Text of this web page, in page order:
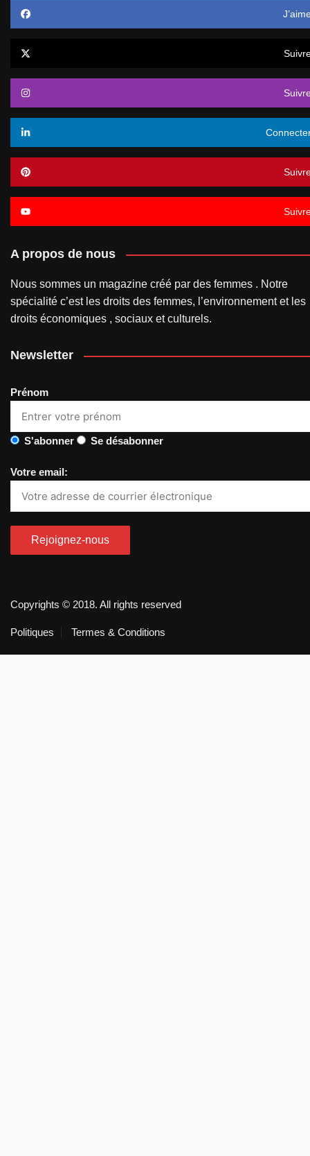
A propos de nous
Nous sommes un magazine créé par des femmes . Notre
spécialité c’est les droits des femmes, l’environnement et les
droits économiques , sociaux et culturels.
Newsletter
Prénom
S'abonner Se désabonner
Votre email:
Copyrights © 2018. All rights reserved
Politiques Termes & Conditions